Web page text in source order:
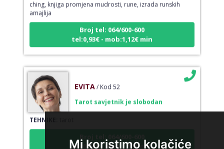
Mi koristimo kolačiće
ching, knjiga promjena mudrosti, rune, izrada runskih
amajlija
Broj tel: 064/600-600
tel:0,93€ - mob:1,12€ min
EVITA / Kod 52
Tarot savjetnik je slobodan
TEHNIKE:
tel:0,93€ - mob:1,12€ min